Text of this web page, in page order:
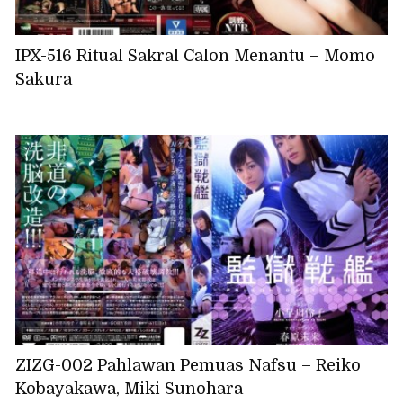
IPX-516 Ritual Sakral Calon Menantu – Momo
Sakura
ZIZG-002 Pahlawan Pemuas Nafsu – Reiko
Kobayakawa, Miki Sunohara